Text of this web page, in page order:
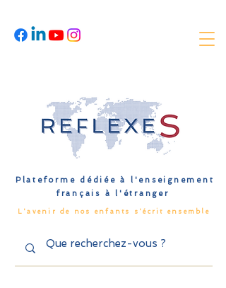
Plateforme dédiée à l'enseignement
français à l'étranger
L'avenir de nos enfants s'écrit ensemble